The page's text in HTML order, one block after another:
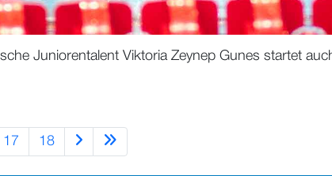
Juniorentalent Viktoria Zeynep Gunes startet
17 18